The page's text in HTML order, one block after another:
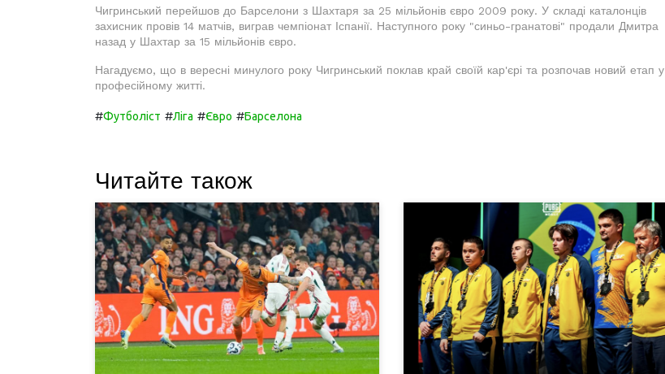
Чигринський перейшов до Барселони з Шахтаря за 25 мільйонів євро 2009 року. У складі каталонців
захисник провів 14 матчів, виграв чемпіонат Іспанії. Наступного року "синьо-гранатові" продали Дмитра
назад у Шахтар за 15 мільйонів євро.
Нагадуємо, що в вересні минулого року Чигринський поклав край своїй кар'єрі та розпочав новий етап у
професійному житті.
#Футболіст #Ліга #Євро #Барселона
Читайте також